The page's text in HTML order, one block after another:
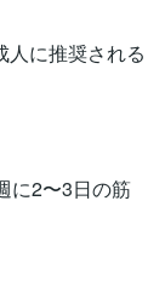
人に推奨される
に2〜3日の筋